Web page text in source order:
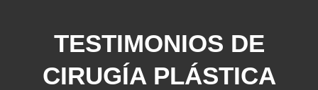
TESTIMONIOS DE
CIRUGÍA PLÁSTICA